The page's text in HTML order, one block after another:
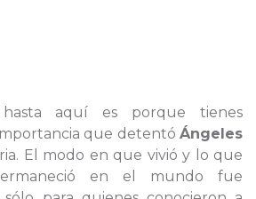
aquí es porque tienes
que detentó Ángeles
El modo en que vivió y lo que
en el mundo fue